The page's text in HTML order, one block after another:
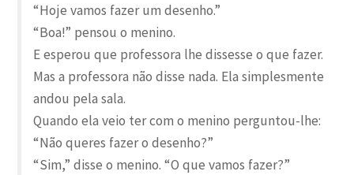
“Hoje vamos fazer um desenho.”
“Boa!” pensou o menino.
E esperou que professora lhe dissesse o que fazer.
Mas a professora não disse nada. Ela simplesmente
andou pela sala.
Quando ela veio ter com o menino perguntou-lhe:
“Não queres fazer o desenho?”
“Sim,” disse o menino. “O que vamos fazer?”